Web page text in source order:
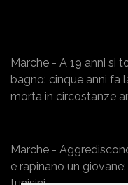
Marche - A 19 anni si
bagno: cinque anni fa
morta in circostanze
Marche -
e rapinano un